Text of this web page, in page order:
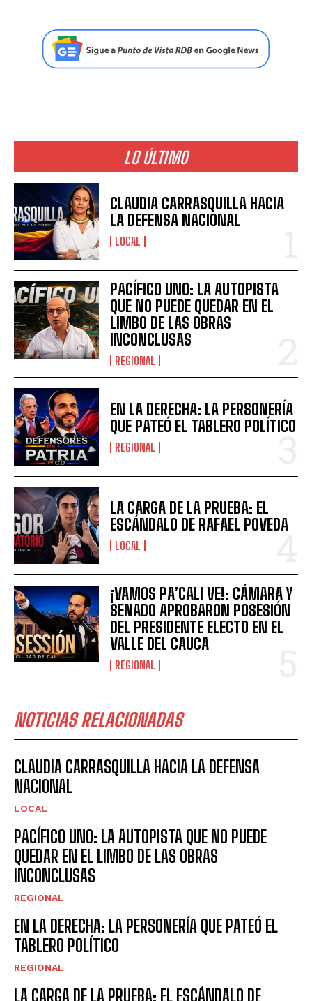
LO ÚLTIMO
CLAUDIA CARRASQUILLA HACIA
LA DEFENSA NACIONAL
LOCAL
PACÍFICO UNO: LA AUTOPISTA
QUE NO PUEDE QUEDAR EN EL
LIMBO DE LAS OBRAS
INCONCLUSAS
REGIONAL
EN LA DERECHA: LA PERSONERÍA
QUE PATEÓ EL TABLERO POLÍTICO
REGIONAL
LA CARGA DE LA PRUEBA: EL
ESCÁNDALO DE RAFAEL POVEDA
LOCAL
¡VAMOS PA’CALI VE!: CÁMARA Y
SENADO APROBARON POSESIÓN
DEL PRESIDENTE ELECTO EN EL
VALLE DEL CAUCA
REGIONAL
NOTICIAS RELACIONADAS
CLAUDIA CARRASQUILLA HACIA LA DEFENSA
NACIONAL
LOCAL
PACÍFICO UNO: LA AUTOPISTA QUE NO PUEDE
QUEDAR EN EL LIMBO DE LAS OBRAS
INCONCLUSAS
REGIONAL
EN LA DERECHA: LA PERSONERÍA QUE PATEÓ EL
TABLERO POLÍTICO
REGIONAL
LA CARGA DE LA PRUEBA: EL ESCÁNDALO DE